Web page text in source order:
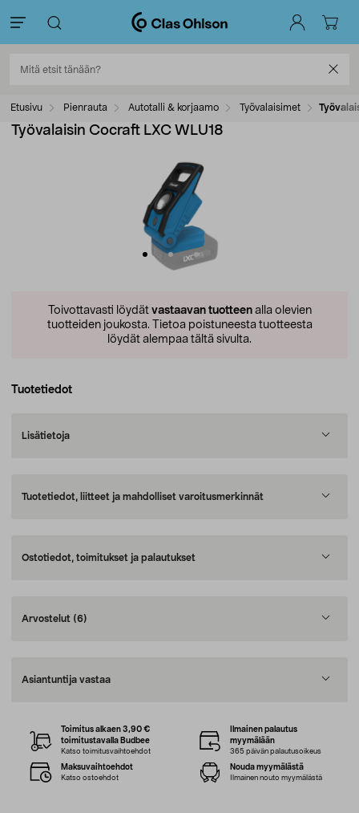
Etusivu Pienrauta Autotalli & korjaamo Työvalaisimet
Työvalaisin Cocraft LXC WLU18
Toivottavasti löydät vastaavan tuotteenalla olevien
tuotteiden joukosta. Tietoa poistuneesta tuotteesta
löydät alempaa tältä sivulta.
Tuotetiedot
Lisätietoja
Tuotetiedot, liitteet ja mahdolliset varoitusmerkinnät
Ostotiedot, toimitukset ja palautukset
Arvostelut (6)
Asiantuntija vastaa
Toimitus alkaen 3,90 €
toimitustavalla Budbee
Katso toimitusvaihtoehdot
Ilmainen palautus
myymälään
365 päivän palautusoikeus
Maksuvaihtoehdot
Katso ostoehdot
Nouda myymälästä
Ilmainen nouto myymälästä